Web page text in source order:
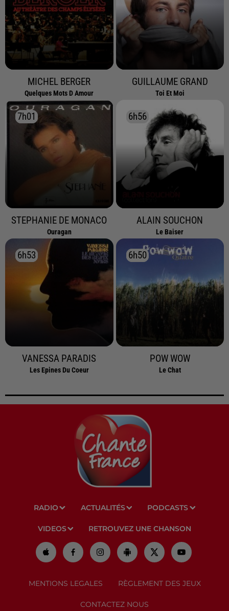
MICHEL BERGER
Quelques Mots D Amour
GUILLAUME GRAND
Toi Et Moi
7h01
7h01
STEPHANIE DE MONACO
Ouragan
6h56
6h56
ALAIN SOUCHON
Le Baiser
6h53
6h53
VANESSA PARADIS
Les Epines Du Coeur
6h50
6h50
POW WOW
Le Chat
RADIO ACTUALITÉS PODCASTS
VIDEOS RETROUVEZ UNE CHANSON
MENTIONS LEGALES RÈGLEMENT DES JEUX
CONTACTEZ NOUS